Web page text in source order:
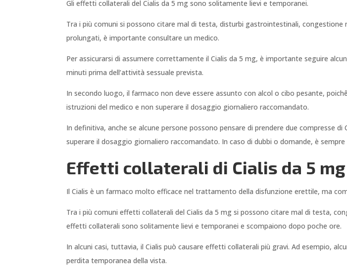
Gli effetti collaterali del Cialis da 5 mg sono solitamente lievi e temporanei.
Tra i più comuni si possono citare mal di testa, disturbi gastrointestinali,
prolungati, è importante consultare un medico.
Per assicurarsi di assumere correttamente il Cialis da 5 mg, è importante seguire
minuti prima dell’attività sessuale prevista.
In secondo luogo, il farmaco non deve essere assunto con alcol o cibo pesante,
istruzioni del medico e non superare il dosaggio giornaliero raccomandato.
In definitiva, anche se alcune persone possono pensare di prendere due compresse
superare il dosaggio giornaliero raccomandato. In caso di dubbi o domande, è
Effetti collaterali di Cialis da 5 mg
Il Cialis è un farmaco molto efficace nel trattamento della disfunzione erettile, ma
Tra i più comuni effetti collaterali del Cialis da 5 mg si possono citare mal di testa,
effetti collaterali sono solitamente lievi e temporanei e scompaiono dopo poche ore.
In alcuni casi, tuttavia, il Cialis può causare effetti collaterali più gravi. Ad esempio,
perdita temporanea della vista.